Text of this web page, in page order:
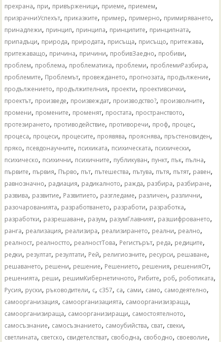
прехрана, при, привърженици, приеме, приемем,
призрачниУспехът, приказките, пример, примерно, примиряването,
принадлежи, принцип, принципа, принципите, принципната,
припадъци, природа, природата, присъща, присъщо, притежава,
притежаващо, причина, причини, пробивЗаедно, пробиви,
проблем, проблема, проблематика, проблеми, проблемиРазбира,
проблемите, Проблемът, провеждането, прогнозата, продължение,
продължението, продължителния, проекти, проективсички,
проектът, произведе, произвеждат, производство?, произволните,
промени, промените, променят, простата, пространството,
протезирането, противодействие, противоречи, проф, процес,
процеса, процеси, процесите, проявява, прояснява, пръстеновиден,
пряко, псевдонаучните, психиката, психическата, психически,
психическо, психични, психичните, публикуван, пункт, пък, пълна,
първите, първия, Първо, път, пътешества, пътува, пътя, пътят, равен,
равнозначно, радиация, радикалното, ражда, разбира, разбиране,
развива, развитие, Развитието, разгледаме, различен, различни,
разочарованията, разработването, разработи, разработка,
разработки, разрешаване, разум, разумГлавният, разшифроването,
ранга, реализация, реализира, реализирането, реални, реално,
реалност, реалностто, реалностТова, Регистърът, реда, редиците,
редки, резултат, резултати, Рей, религиозните, ресурси, решаване,
решаването, решени, решение, Решението, решения, решенияОт,
решенията, реши, решимКибернетичното, Рибите, роб, роботиката,
Русия, руски, ръководители, с, с357, са, сами, само, самодеятелно,
самоорганизация, самоорганизацията, самоорганизизраща,
самоорганизираща, самоорганизиращи, самостоятелното,
самосъзнание, самосъзнанието, самоубийства, сват, свеки,
светлината, светско, свидетелстват, свободна, свободно, своеволие,